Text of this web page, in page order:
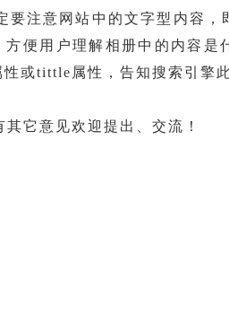
意网站中的文字型内容，
便用户理解相册中的内容是
或tittle属性，告知搜索引擎
意见欢迎提出、交流！